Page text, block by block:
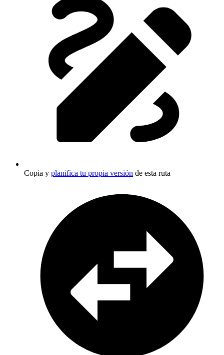
Copia y planifica tu propia versión de esta ruta